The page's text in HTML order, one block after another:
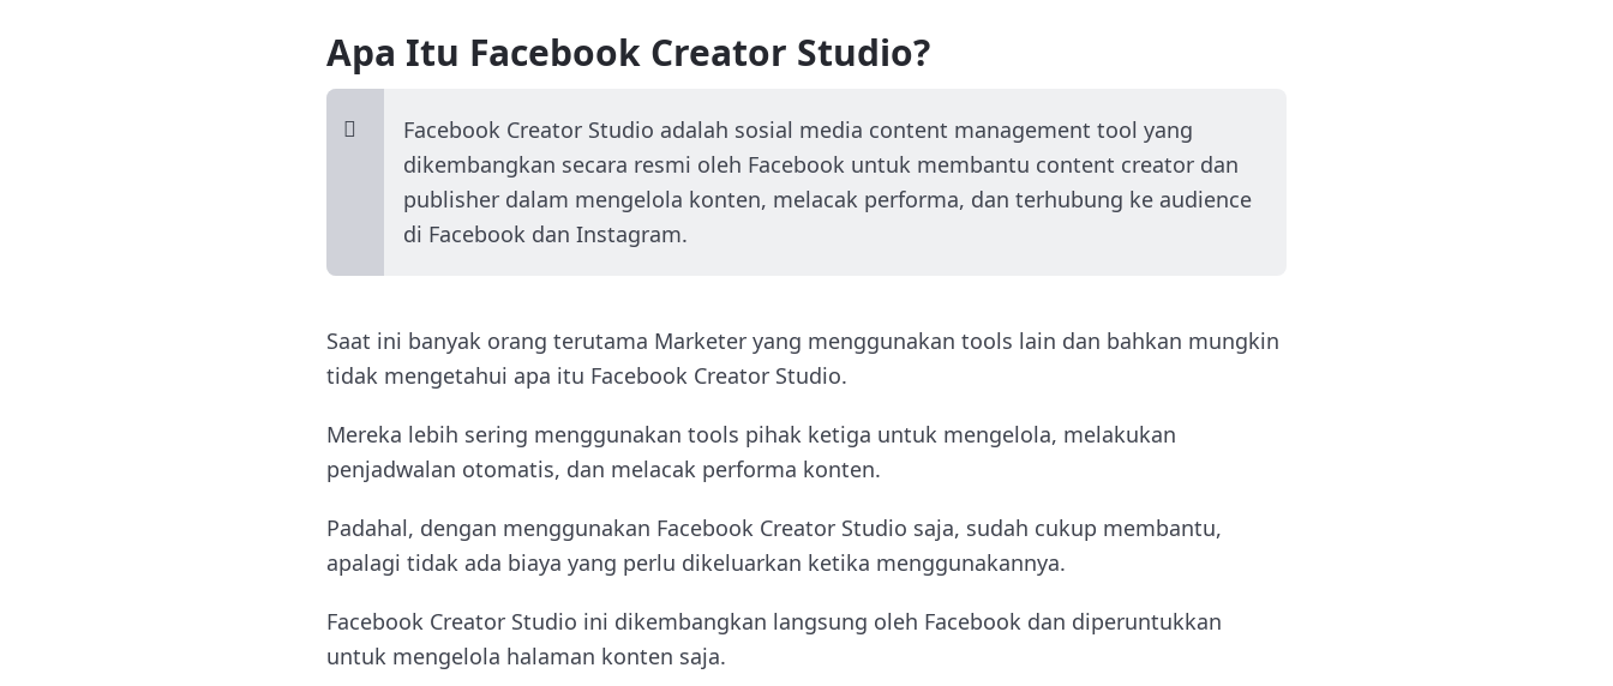
Apa Itu Facebook Creator Studio?
Facebook Creator Studio adalah sosial media content management tool yang
dikembangkan secara resmi oleh Facebook untuk membantu content creator dan
publisher dalam mengelola konten, melacak performa, dan terhubung ke audience
di Facebook dan Instagram.
Saat ini banyak orang terutama Marketer yang menggunakan tools lain dan bahkan mungkin
tidak mengetahui apa itu Facebook Creator Studio.
Mereka lebih sering menggunakan tools pihak ketiga untuk mengelola, melakukan
penjadwalan otomatis, dan melacak performa konten.
Padahal, dengan menggunakan Facebook Creator Studio saja, sudah cukup membantu,
apalagi tidak ada biaya yang perlu dikeluarkan ketika menggunakannya.
Facebook Creator Studio ini dikembangkan langsung oleh Facebook dan diperuntukkan
untuk mengelola halaman konten saja.